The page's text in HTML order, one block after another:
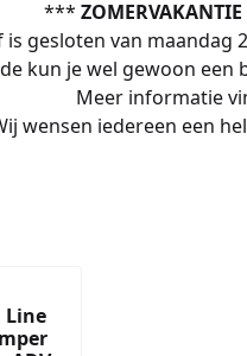
*** ZOMERVAKANTIE
is gesloten van maandag
kun je wel gewoon
Meer informatie
wensen iedereen een
Line